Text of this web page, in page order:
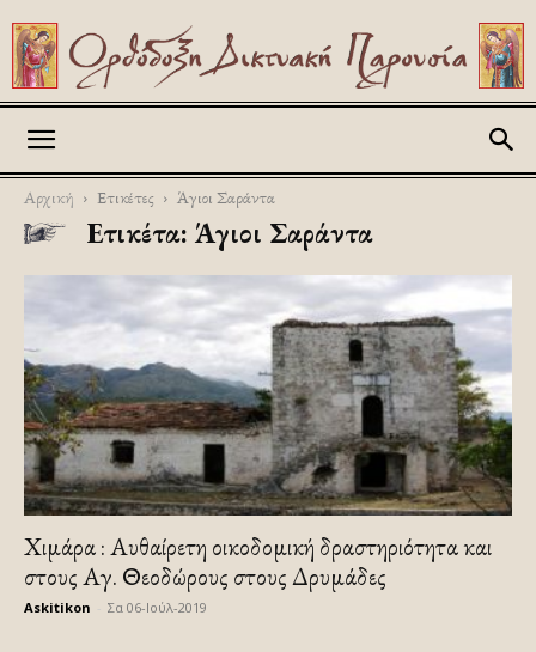
Αρχική Ετικέτες Άγιοι Σαράντα
Ετικέτα: Άγιοι Σαράντα
Χιμάρα : Αυθαίρετη οικοδομική δραστηριότητα και
στους Αγ. Θεοδώρους στους Δρυμάδες
Askitikon Σα 06-Ιούλ-2019